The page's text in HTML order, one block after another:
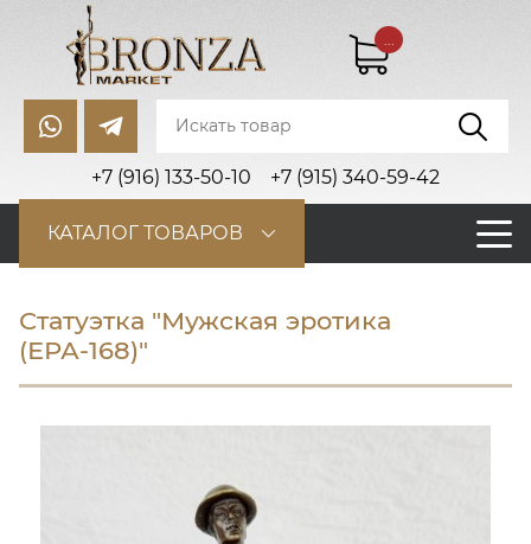
+7 (916) 133-50-10 +7 (915) 340-59-42
...
КАТАЛОГ ТОВАРОВ
Статуэтка "Мужская эротика
(ЕРА-168)"